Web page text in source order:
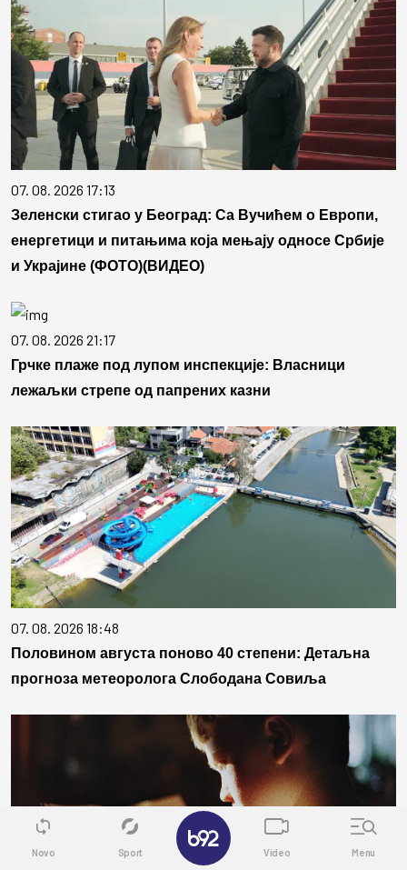
07. 08. 2026 17:13
Зеленски стигао у Београд: Са Вучићем о Европи,
енергетици и питањима која мењају односе Србије
и Украјине (ФОТО)(ВИДЕО)
07. 08. 2026 21:17
Грчке плаже под лупом инспекције: Власници
лежаљки стрепе од папрених казни
07. 08. 2026 18:48
Половином августа поново 40 степени: Детаљна
прогноза метеоролога Слободана Совиља
Novo Sport Video Menu
✕